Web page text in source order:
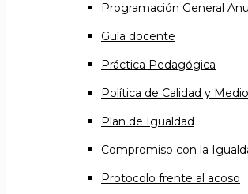
Programación General
Guía docente
Práctica Pedagógica
Política de Calidad y
Plan de Igualdad
Compromiso con la
Protocolo frente al acoso